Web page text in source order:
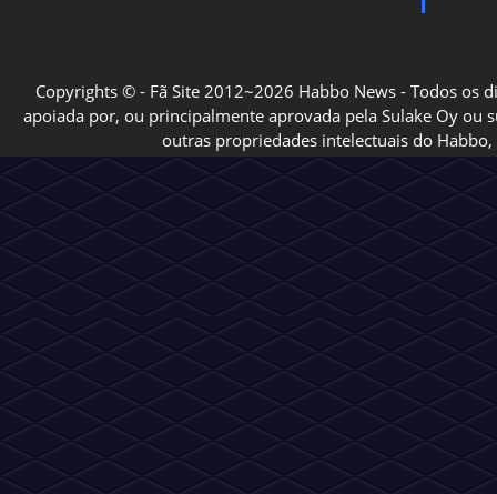
Copyrights © - Fã Site 2012~2026 Habbo News - Todos os
apoiada por, ou principalmente aprovada pela Sulake Oy ou
outras propriedades intelectuais do